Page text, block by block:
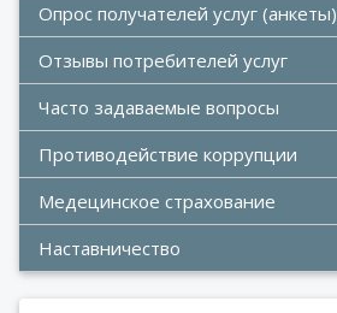
Опрос получателей услуг (анкеты)
Отзывы потребителей услуг
Часто задаваемые вопросы
Противодействие коррупции
Медецинское страхование
Наставничество